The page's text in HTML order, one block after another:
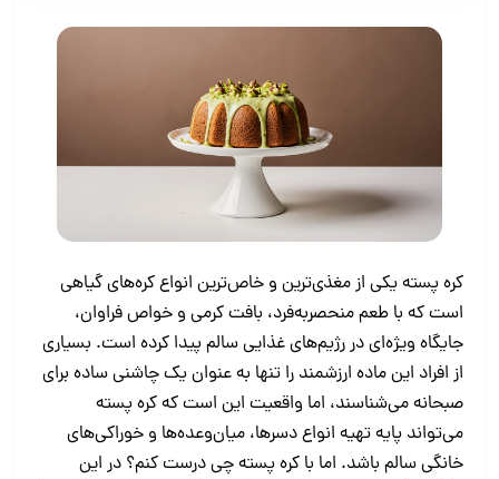
کره پسته یکی از مغذی‌ترین و خاص‌ترین انواع کره‌های گیاهی
است که با طعم منحصربه‌فرد، بافت کرمی و خواص فراوان،
جایگاه ویژه‌ای در رژیم‌های غذایی سالم پیدا کرده است. بسیاری
از افراد این ماده ارزشمند را تنها به ‌عنوان یک چاشنی ساده برای
صبحانه می‌شناسند، اما واقعیت این است که کره پسته
می‌تواند پایه تهیه انواع دسرها، میان‌وعده‌ها و خوراکی‌های
خانگی سالم باشد. اما با کره پسته چی درست کنم؟ در این